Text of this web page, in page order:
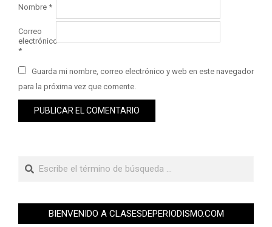
Nombre *
Correo
electrónico
*
Guarda mi nombre, correo electrónico y web en este navegador
para la próxima vez que comente.
BIENVENIDO A CLASESDEPERIODISMO.COM